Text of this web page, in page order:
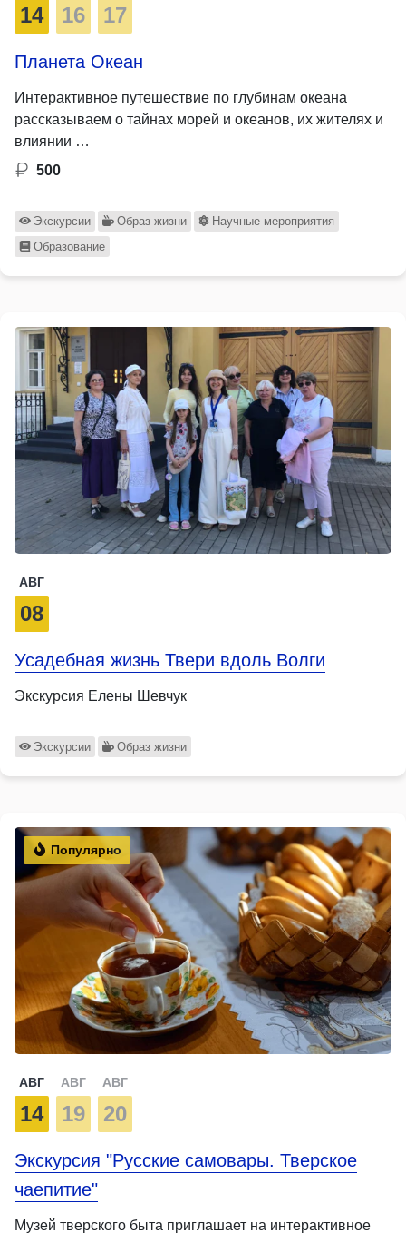
14 16 17
Планета Океан
Интерактивное путешествие по глубинам океана
рассказываем о тайнах морей и океанов, их жителях и
влиянии …
500
Экскурсии Образ жизни
Научные мероприятия
Образование
АВГ
08
Усадебная жизнь Твери вдоль Волги
Экскурсия Елены Шевчук
Экскурсии Образ жизни
Популярно
АВГ
14
АВГ
19
АВГ
20
Экскурсия "Русские самовары. Тверское
чаепитие"
Музей тверского быта приглашает на интерактивное